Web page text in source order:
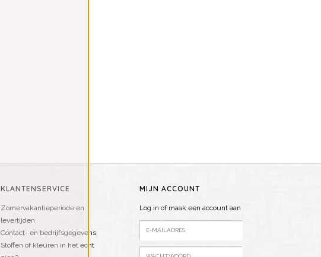
KLANTENSERVICE
Zomervakantieperiode en
levertijden
Contact- en bedrijfsgegevens
Stoffen of kleuren in het echt
MIJN ACCOUNT
Log in of maak een account aan